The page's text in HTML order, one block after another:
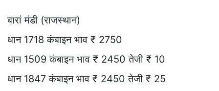
बारां मंडी (राजस्थान)
धान 1718 कंबाइन भाव ₹ 2750
धान 1509 कंबाइन भाव ₹ 2450 तेजी ₹ 10
धान 1847 कंबाइन भाव ₹ 2450 तेजी ₹ 25